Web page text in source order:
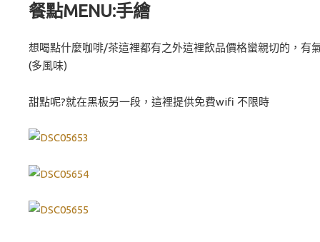
餐點MENU:手繪
想喝點什麼咖啡/茶這裡都有之外這裡飲品價格蠻親切的，有
(多風味)
甜點呢?就在黑板另一段，這裡提供免費wifi 不限時